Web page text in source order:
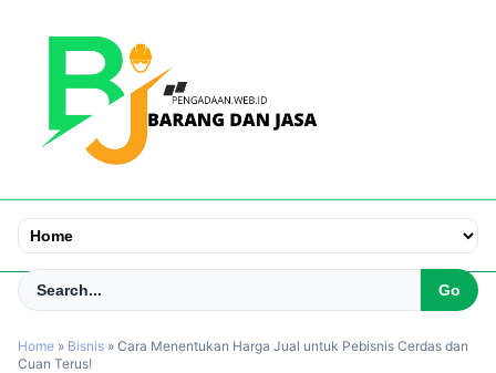
Home » Bisnis » Cara Menentukan Harga Jual untuk Pebisnis Cerdas dan
Cuan Terus!